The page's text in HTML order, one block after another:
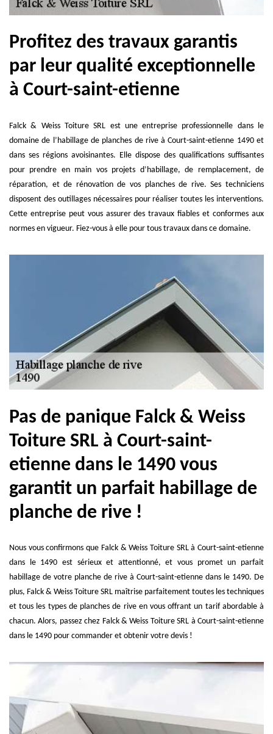
Profitez des travaux garantis
par leur qualité exceptionnelle
à Court-saint-etienne
Falck & Weiss Toiture SRL est une entreprise professionnelle dans le
domaine de l’habillage de planches de rive à Court-saint-etienne 1490 et
dans ses régions avoisinantes. Elle dispose des qualifications suffisantes
pour prendre en main vos projets d’habillage, de remplacement, de
réparation, et de rénovation de vos planches de rive. Ses techniciens
disposent des outillages nécessaires pour réaliser toutes les interventions.
Cette entreprise peut vous assurer des travaux fiables et conformes aux
normes en vigueur. Fiez-vous à elle pour tous travaux dans ce domaine.
Pas de panique Falck & Weiss
Toiture SRL à Court-saint-
etienne dans le 1490 vous
garantit un parfait habillage de
planche de rive !
Nous vous confirmons que Falck & Weiss Toiture SRL à Court-saint-etienne
dans le 1490 est sérieux et attentionné, et vous promet un parfait
habillage de votre planche de rive à Court-saint-etienne dans le 1490. De
plus, Falck & Weiss Toiture SRL maîtrise parfaitement toutes les techniques
et tous les types de planches de rive en vous offrant un tarif abordable à
chacun. Alors, passez chez Falck & Weiss Toiture SRL à Court-saint-etienne
dans le 1490 pour commander et obtenir votre devis !